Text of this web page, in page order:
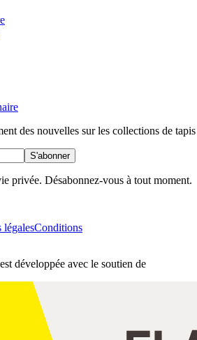
des nouvelles sur les collections de
S'abonner
privée. Désabonnez-vous à tout moment.
légalesConditions
développée avec le soutien de